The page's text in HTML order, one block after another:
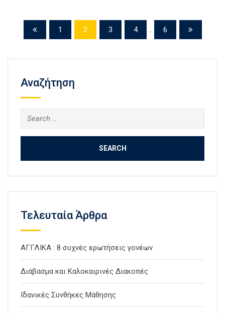
1 2 3 4 ... 6
Αναζήτηση
Search
for:
Τελευταία Άρθρα
ΑΓΓΛΙΚΑ : 8 συχνές ερωτήσεις γονέων
Διάβασμα και Καλοκαιρινές Διακοπές
Ιδανικές Συνθήκες Μάθησης